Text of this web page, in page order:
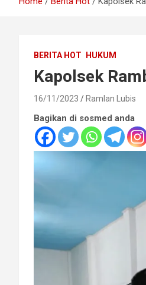
BERITA HOT HUKUM
Kapolsek
16/11/2023 Ramlan Lubis
Bagikan di sosmed anda